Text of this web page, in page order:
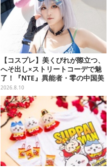
【コスプレ】美くびれが際立つ、
へそ出し×ストリートコーデで魅
了！『NTE』異能者・零の中国美
女レイヤーが美しすぎた【写真10
枚】
2026.8.10